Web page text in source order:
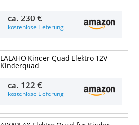
ca.230 €
kostenlose Lieferung
LALAHO Kinder Quad Elektro 12V
Kinderquad
ca. 122 €
kostenlose Lieferung